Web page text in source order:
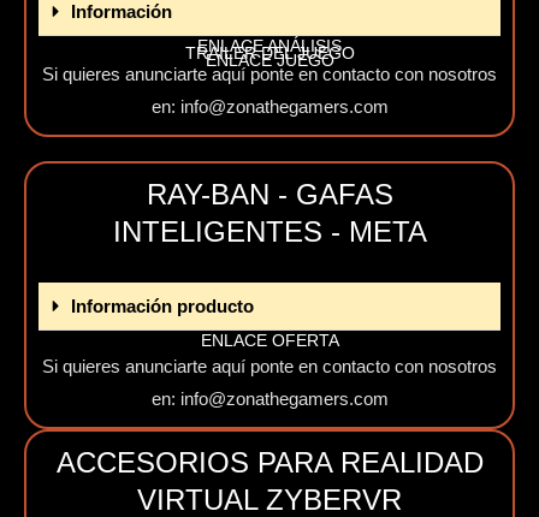
Información
ENLACE ANÁLISIS
TRAILER DEL JUEGO
ENLACE JUEGO
Si quieres anunciarte aquí ponte en contacto con nosotros
en: info@zonathegamers.com
RAY-BAN - GAFAS
INTELIGENTES - META
Información producto
ENLACE OFERTA
Si quieres anunciarte aquí ponte en contacto con nosotros
en: info@zonathegamers.com
ACCESORIOS PARA REALIDAD
VIRTUAL ZYBERVR